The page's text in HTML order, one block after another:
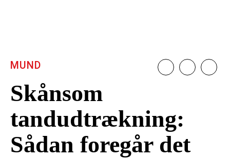
Skånsom
tandudtrækning:
Sådan foregår det
MUND